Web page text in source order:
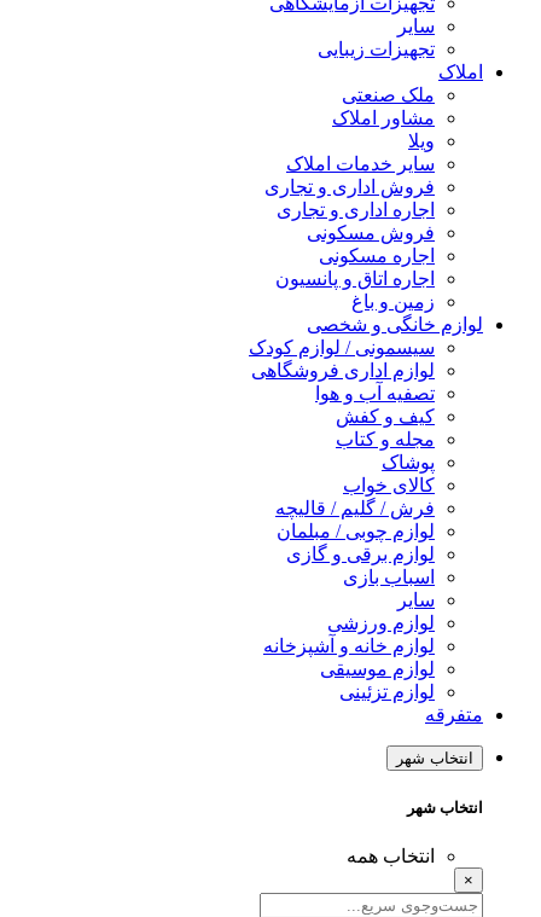
سایر
تجهیزات زیبایی
املاک
ملک صنعتی
مشاور املاک
ویلا
سایر خدمات املاک
فروش اداری و تجاری
اجاره اداری و تجاری
فروش مسکونی
اجاره مسکونی
اجاره اتاق و پانسیون
زمین و باغ
لوازم خانگی و شخصی
سیسمونی / لوازم کودک
لوازم اداری فروشگاهی
تصفیه آب و هوا
کیف و کفش
مجله و کتاب
پوشاک
کالای خواب
فرش / گلیم / قالیچه
لوازم چوبی / مبلمان
لوازم برقی و گازی
اسباب بازی
سایر
لوازم ورزشی
لوازم خانه و آشپزخانه
لوازم موسیقی
لوازم تزئینی
متفرقه
انتخاب شهر
انتخاب شهر
انتخاب همه